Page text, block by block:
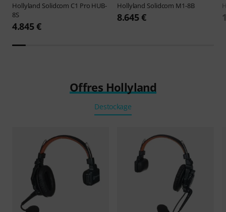
Hollyland Solidcom C1 Pro HUB-
8S
4.845 €
Hollyland Solidcom M1-8B
8.645 €
Offres Hollyland
Destockage